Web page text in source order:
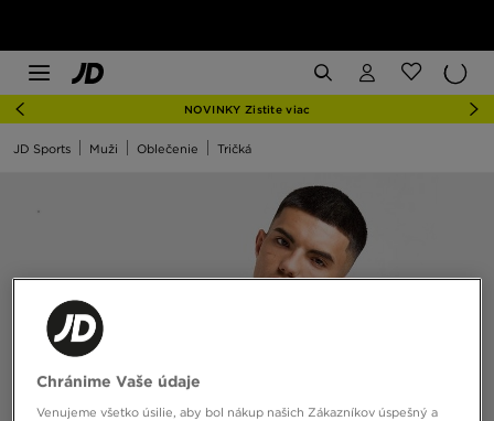
NOVINKY Zistite viac
JD Sports Muži Oblečenie Tričká
Chránime Vaše údaje
Venujeme všetko úsilie, aby bol nákup našich Zákazníkov úspešný a